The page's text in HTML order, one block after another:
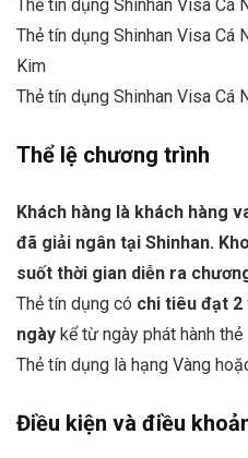
Thẻ tín dụng Shinhan Visa Cá
Thẻ tín dụng Shinhan Visa Cá
Kim
Thẻ tín dụng Shinhan Visa Cá
Thể lệ chương trình
Khách hàng là khách hàng
đã giải ngân tại Shinhan.
suốt thời gian diễn ra
Thẻ tín dụng có chi tiêu đạt
ngày kể từ ngày phát hành thẻ
Thẻ tín dụng là hạng Vàng
Điều kiện và điều